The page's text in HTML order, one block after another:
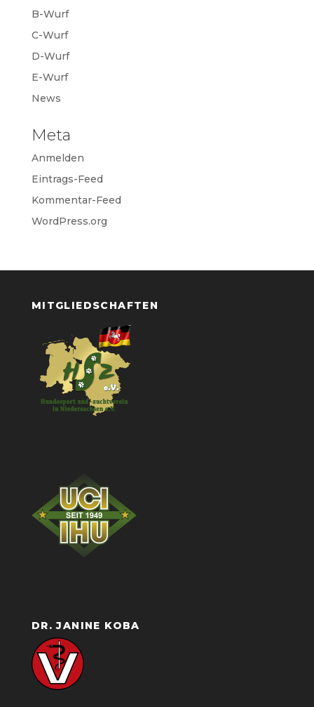
B-Wurf
C-Wurf
D-Wurf
E-Wurf
News
Meta
Anmelden
Eintrags-Feed
Kommentar-Feed
WordPress.org
MITGLIEDSCHAFTEN
DR. JANINE KOBA